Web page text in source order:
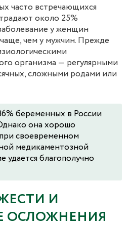
часто встречающихся
около 25%
у женщин
чаще, чем у мужчин. Прежде
организма — регулярными
сложными родами или
беременных в России
она хорошо
своевременном
медикаментозной
удается благополучно
И
ОСЛОЖНЕНИЯ